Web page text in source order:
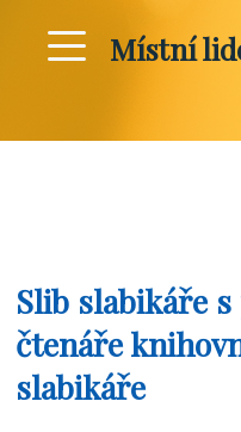
Místní
Slib slabikáře
čtenáře
slabikáře